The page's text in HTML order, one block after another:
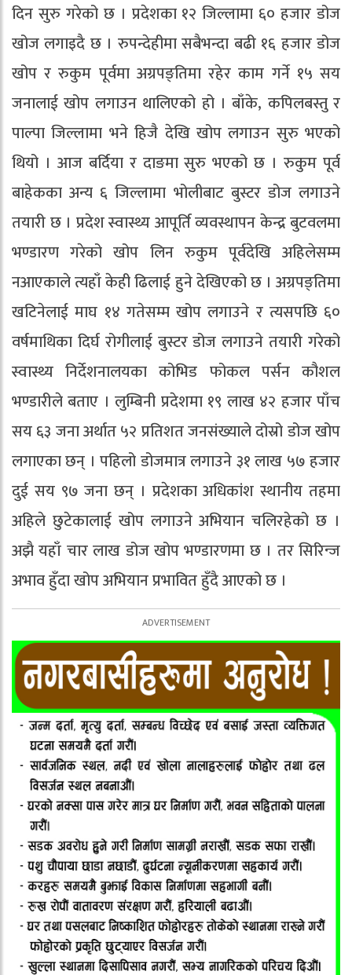
दिन सुरु गरेको छ । प्रदेशका १२ जिल्लामा ६० हजार डोज
खोज लगाइदै छ । रुपन्देहीमा सबैभन्दा बढी १६ हजार डोज
खोप र रुकुम पूर्वमा अग्रपङ्तिमा रहेर काम गर्ने १५ सय
जनालाई खोप लगाउन थालिएको हो । बाँके, कपिलबस्तु र
पाल्पा जिल्लामा भने हिजै देखि खोप लगाउन सुरु भएको
थियो । आज बर्दिया र दाङमा सुरु भएको छ । रुकुम पूर्व
बाहेकका अन्य ६ जिल्लामा भोलीबाट बुस्टर डोज लगाउने
तयारी छ । प्रदेश स्वास्थ्य आपूर्ति व्यवस्थापन केन्द्र बुटवलमा
भण्डारण गरेको खोप लिन रुकुम पूर्वदेखि अहिलेसम्म
नआएकाले त्यहाँ केही ढिलाई हुने देखिएको छ । अग्रपङ्तिमा
खटिनेलाई माघ १४ गतेसम्म खोप लगाउने र त्यसपछि ६०
वर्षमाथिका दिर्घ रोगीलाई बुस्टर डोज लगाउने तयारी गरेको
स्वास्थ्य निर्देशनालयका कोभिड फोकल पर्सन कौशल
भण्डारीले बताए । लुम्बिनी प्रदेशमा १९ लाख ४२ हजार पाँच
सय ६३ जना अर्थात ५२ प्रतिशत जनसंख्याले दोस्रो डोज खोप
लगाएका छन् । पहिलो डोजमात्र लगाउने ३१ लाख ५७ हजार
दुई सय ९७ जना छन् । प्रदेशका अधिकांश स्थानीय तहमा
अहिले छुटेकालाई खोप लगाउने अभियान चलिरहेको छ ।
अझै यहाँ चार लाख डोज खोप भण्डारणमा छ । तर सिरिन्ज
अभाव हुँदा खोप अभियान प्रभावित हुँदै आएको छ ।